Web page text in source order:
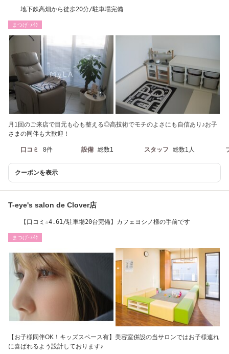
地下鉄高畑から徒歩20分/駐車場完備
まつげ･ﾒｲｸ
月1回のご来店で目元も心も整える◎高技術でモチのよさにも自信あり♪お子
さまの同伴も大歓迎！
口コミ 8件 設備 総数1 スタッフ 総数1人
クーポンを表示
T-eye's salon de Clover店
【口コミ☆4.61/駐車場20台完備】カフェヨシノ様の手前です
まつげ･ﾒｲｸ
【お子様同伴OK！キッズスペース有】美容室併設の当サロンではお子様連れ
に喜ばれるよう設計しております♪